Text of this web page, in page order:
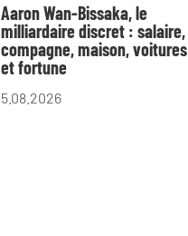
Aaron Wan-Bissaka, le
milliardaire discret : salaire,
compagne, maison, voitures
et fortune
5.08.2026